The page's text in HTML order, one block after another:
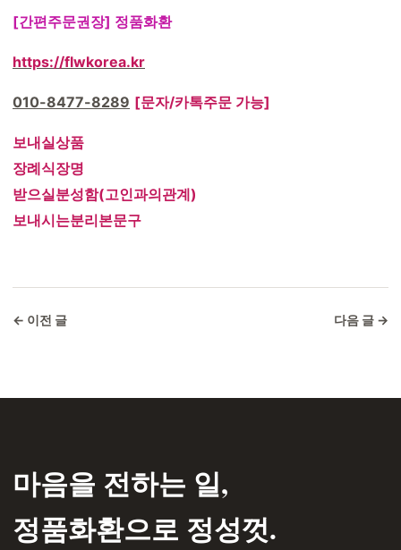
[간편주문권장] 정품화환
https://flwkorea.kr
010-8477-8289 [문자/카톡주문 가능]
보내실상품
장례식장명
받으실분성함(고인과의관계)
보내시는분리본문구
← 이전 글 다음 글 →
마음을 전하는 일,
정품화환으로 정성껏.